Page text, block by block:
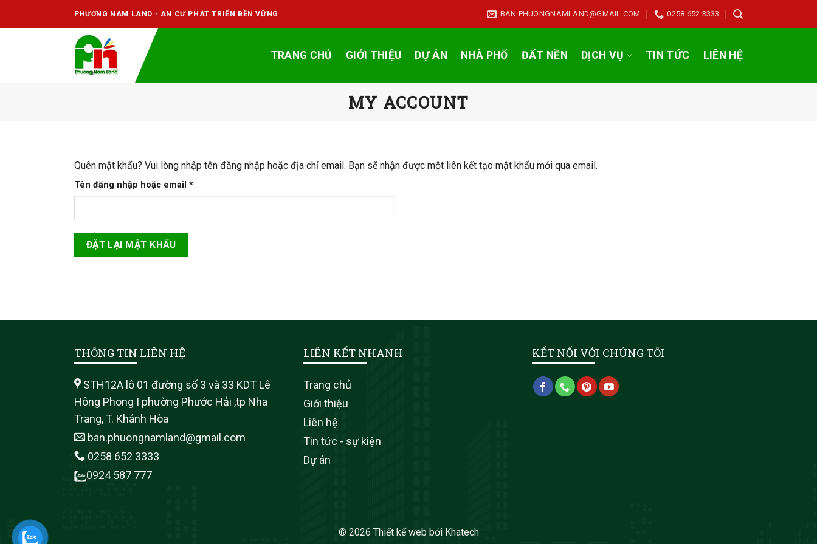
PHƯƠNG NAM LAND - AN CƯ PHÁT TRIỂN BỀN VỮNG BAN.PHUONGNAMLAND@GMAIL.COM 0258 652 3333
TRANG CHỦ GIỚI THIỆU DỰ ÁN NHÀ PHỐ ĐẤT NỀN DỊCH VỤ TIN TỨC LIÊN HỆ
MY ACCOUNT
Quên mật khẩu? Vui lòng nhập tên đăng nhập hoặc địa chỉ email. Bạn sẽ nhận được một liên kết tạo mật khẩu mới qua email.
Tên đăng nhập hoặc email *Bắt
buộc
ĐẶT LẠI MẬT KHẨU
THÔNG TIN LIÊN HỆ
STH12A lô 01 đường số 3 và 33 KDT Lê
Hông Phong I phường Phước Hải ,tp Nha
Trang, T. Khánh Hòa
ban.phuongnamland@gmail.com
0258 652 3333
0924 587 777
LIÊN KẾT NHANH
Trang chủ
Giới thiệu
Liên hệ
Tin tức - sự kiện
Dự án
KẾT NỐI VỚI CHÚNG TÔI
© 2026 Thiết kế web bởi Khatech